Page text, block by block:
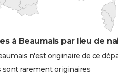
à Beaumais par lieu de
n'est originaire de ce
rarement originaires